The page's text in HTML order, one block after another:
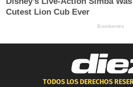
TODOS LOS DERECHOS